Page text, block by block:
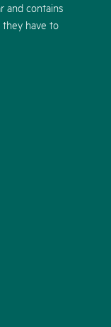
and contains
they have to